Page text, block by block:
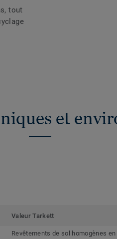
tout
et
Valeur Tarkett
Revêtements de sol homogènes